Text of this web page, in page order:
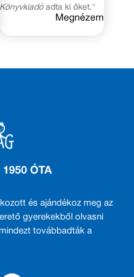
Könyvkiadóadta ki őket."
Megnézem
1950 ÓTA
és ajándékoz meg az
gyerekekből olvasni
továbbadták a